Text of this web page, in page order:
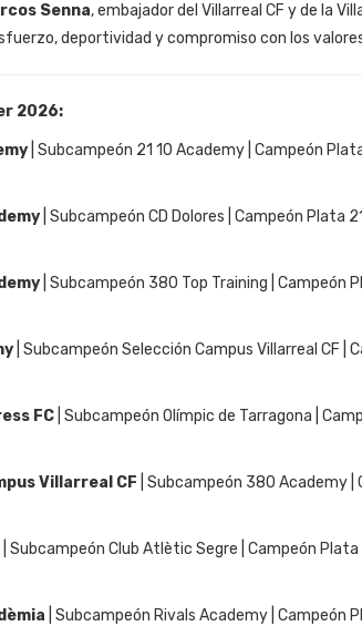
Senna, embajador del Villarreal CF y de la
deportividad y compromiso con los
2026:
| Subcampeón 21 10 Academy | Campeón
| Subcampeón CD Dolores | Campeón Plata
| Subcampeón 380 Top Training | Campeón
| Subcampeón Selección Campus Villarreal CF |
FC | Subcampeón Olímpic de Tarragona |
Villarreal CF | Subcampeón 380 Academy |
| Subcampeón Club Atlètic Segre | Campeón
| Subcampeón Rivals Academy | Campeón